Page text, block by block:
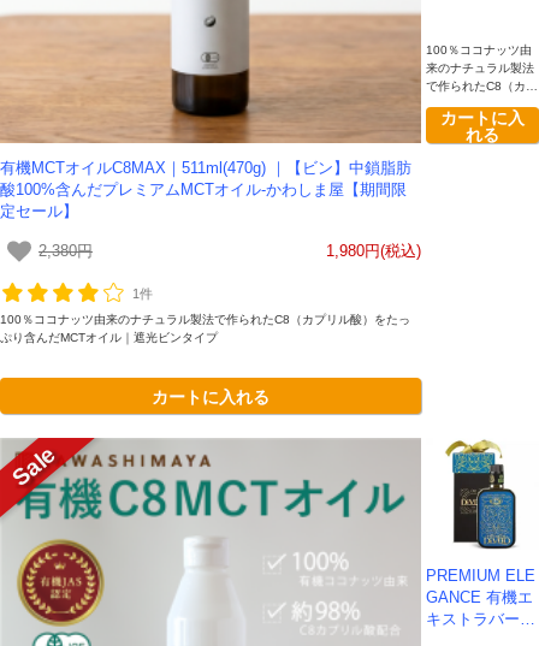
有機MCTオイルC8MAX｜511ml(470g) ｜【ビン】中鎖脂肪
酸100%含んだプレミアムMCTオイル-かわしま屋【期間限
定セール】
2,380円 1,980円(税込)
1件
100％ココナッツ由来のナチュラル製法で作られたC8（カプリル酸）をたっ
ぷり含んだMCTオイル｜遮光ビンタイプ
カートに入れる
【送料無料】
【賞味期限2027
100％ココナッツ由
来のナチュラル製法
で作られたC8（カプ
含んだMCTオイル｜
液垂れしにくい遮光
カートに入
れる
PREMIUM ELE
GANCE 有機エ
キストラバージ